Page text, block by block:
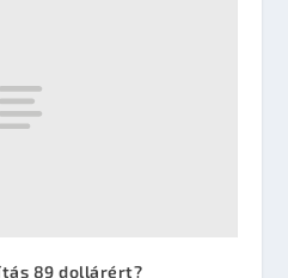
89 dollárért?